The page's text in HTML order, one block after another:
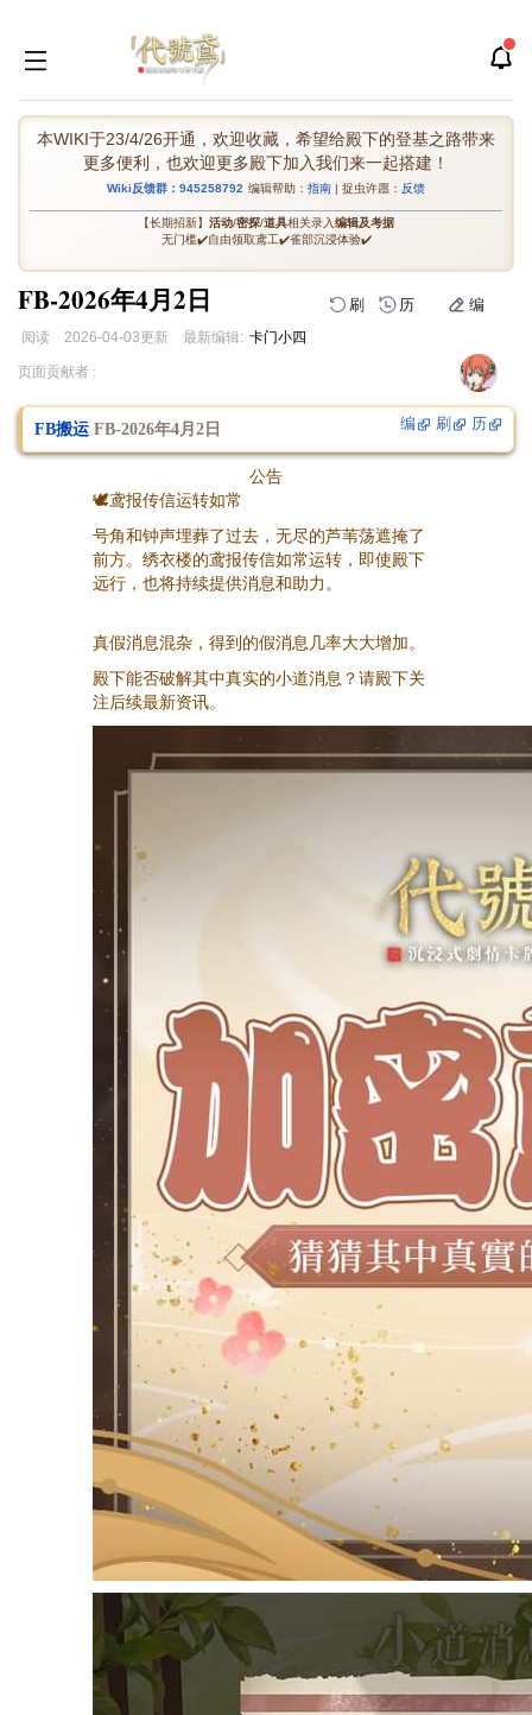
本WIKI于23/4/26开通，欢迎收藏，希望给殿下的登基之路带来
更多便利，也欢迎更多殿下加入我们来一起搭建！
Wiki反馈群：945258792 编辑帮助： 指南 | 捉虫许愿： 反馈
【长期招新】 活动/密探/道具相关录入编辑及考据
无门槛✔️自由领取鸢工✔️雀部沉浸体验✔️
FB-2026年4月2日 刷 历 编
阅读 2026-04-03更新 最新编辑: 卡门小四
跳
导
跳
搜
页面贡献者 :
编 刷 历
FB搬运 FB-2026年4月2日
公告
🕊鸢报传信运转如常
号角和钟声埋葬了过去，无尽的芦苇荡遮掩了
前方。绣衣楼的鸢报传信如常运转，即使殿下
远行，也将持续提供消息和助力。
真假消息混杂，得到的假消息几率大大增加。
殿下能否破解其中真实的小道消息？请殿下关
注后续最新资讯。